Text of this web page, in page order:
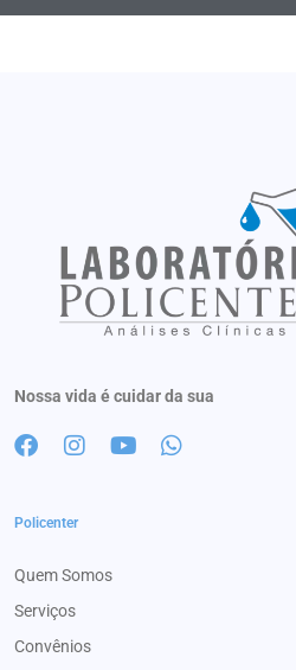
Nossa vida é cuidar da sua
Policenter
Quem Somos
Serviços
Convênios